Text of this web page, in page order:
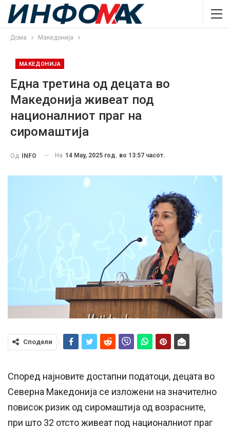
Дома Македонија
МАКЕДОНИЈА
Една третина од децата во
Македонија живеат под
националниот праг на
сиромаштија
Од INFO На 14 May, 2025 год. во 13:57 часот.
Сподели
Според најновите достапни податоци, децата во
Северна Македонија се изложени на значително
повисок ризик од сиромаштија од возрасните,
при што 32 отсто живеат под националниот праг